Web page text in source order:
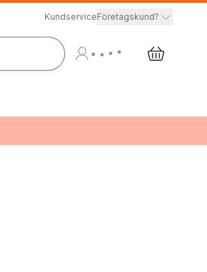
KundserviceFöretagskund?